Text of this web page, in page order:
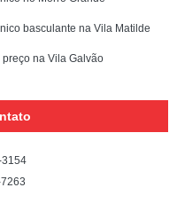
basculante na Vila Matilde
na Vila Galvão